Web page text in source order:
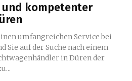
und kompetenter
umfangreichen Service bei
Sie auf der Suche nach einem
in Düren der